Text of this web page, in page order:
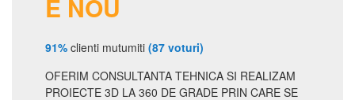
E NOU
91% clienti mutumiti (87 voturi)
OFERIM CONSULTANTA TEHNICA SI REALIZAM
PROIECTE 3D LA 360 DE GRADE PRIN CARE SE